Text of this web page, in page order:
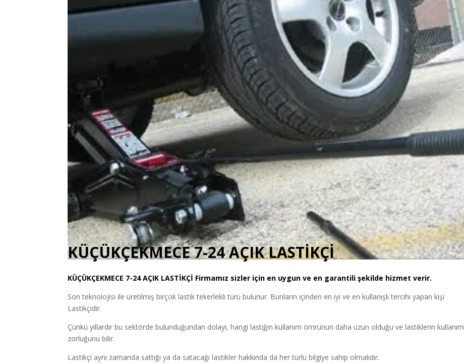
KÜÇÜKÇEKMECE 7-24 AÇIK LASTİKÇİ
KÜÇÜKÇEKMECE 7-24 AÇIK LASTİKÇİ Firmamız sizler için en uygun ve en garantili şekilde hizmet verir.
Son teknolojisi ile üretilmiş birçok lastik tekerlekli türü bulunur. Bunların içinden en iyi ve en kullanışlı tercihi yapan kişi
Lastikçidir.
Çünkü yıllardır bu sektörde bulunduğundan dolayı, hangi lastiğin kullanım ömrünün daha uzun olduğu ve lastiklerin kullanım
zorluğunu bilir.
Lastikçi aynı zamanda sattığı ya da satacağı lastikler hakkında da her türlü bilgiye sahip olmalıdır.